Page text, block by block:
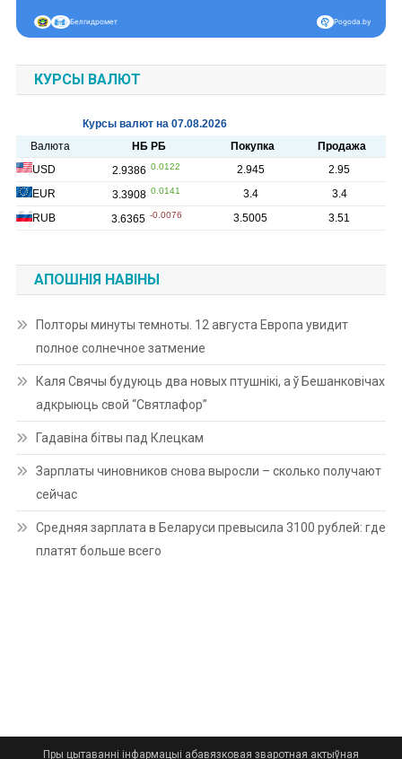
Pogoda.by
Белгидромет
КУРСЫ ВАЛЮТ
АПОШНІЯ НАВІНЫ
Полторы минуты темноты. 12 августа Европа увидит
полное солнечное затмение
Каля Свячы будуюць два новых птушнікі, а ў Бешанковічах
адкрыюць свой “Святлафор”
Гадавіна бітвы пад Клецкам
Зарплаты чиновников снова выросли – сколько получают
сейчас
Средняя зарплата в Беларуси превысила 3100 рублей: где
платят больше всего
Пры цытаванні інфармацыі абавязковая зваротная актыўная